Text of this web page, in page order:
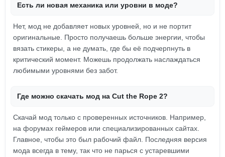
Есть ли новая механика или уровни в моде?
Нет, мод не добавляет новых уровней, но и не портит
оригинальные. Просто получаешь больше энергии, чтобы
вязать стикеры, а не думать, где бы её подчерпнуть в
критический момент. Можешь продолжать наслаждаться
любимыми уровнями без забот.
Где можно скачать мод на Cut the Rope 2?
Скачай мод только с проверенных источников. Например,
на форумах геймеров или специализированных сайтах.
Главное, чтобы это был рабочий файл. Последняя версия
мода всегда в тему, так что не парься с устаревшими